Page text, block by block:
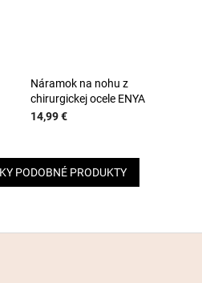
Náramok na nohu z
chirurgickej ocele ENYA
14,99 €
PODOBNÉ PRODUKTY